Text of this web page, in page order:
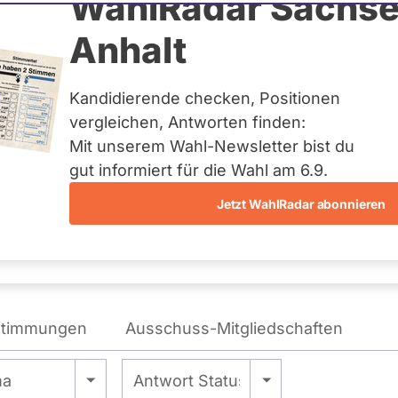
Anhalt
Kandidierende checken, Positionen
vergleichen, Antworten finden:
Mit unserem Wahl-Newsletter bist du
gut informiert für die Wahl am 6.9.
Jetzt WahlRadar abonnieren
Uckermark I
WAHLKAMPFPOSITIONEN
Ausschuss-Mitgliedschaften
- Antwort Status
- Alle -